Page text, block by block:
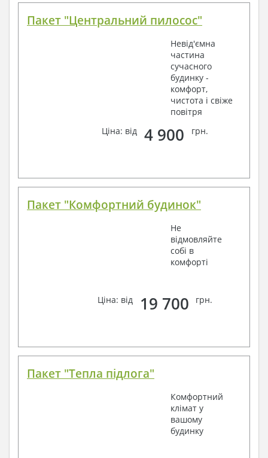
Пакет "Центральний пилосос"
Невід'ємна
частина
сучасного
будинку -
комфорт,
чистота і свіже
повітря
Ціна: від
4 900 грн.
Пакет "Комфортний будинок"
Не
відмовляйте
собі в
комфорті
Ціна: від 19 700 грн.
Пакет "Тепла підлога"
Комфортний
клімат у
вашому
будинку